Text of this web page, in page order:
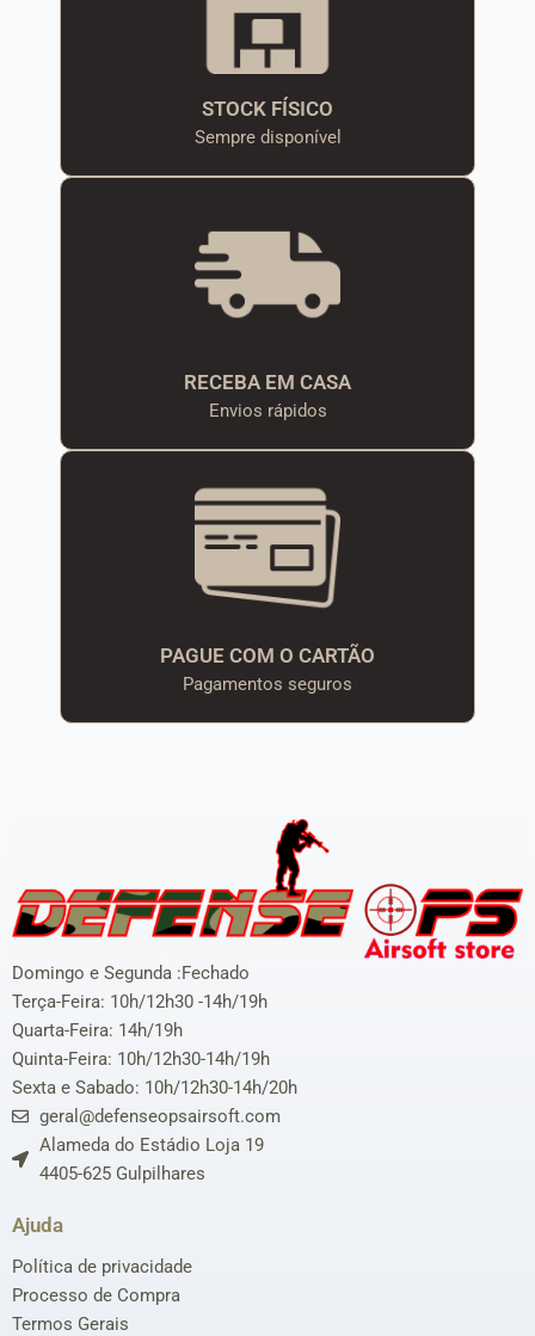
STOCK FÍSICO
Sempre disponível
RECEBA EM CASA
Envios rápidos
PAGUE COM O CARTÃO
Pagamentos seguros
Domingo e Segunda :Fechado
Terça-Feira: 10h/12h30 -14h/19h
Quarta-Feira: 14h/19h
Quinta-Feira: 10h/12h30-14h/19h
Sexta e Sabado: 10h/12h30-14h/20h
geral@defenseopsairsoft.com
Alameda do Estádio Loja 19
4405-625 Gulpilhares
Ajuda
Política de privacidade
Processo de Compra
Termos Gerais